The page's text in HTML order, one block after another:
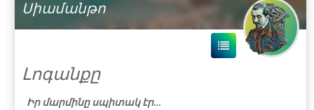
Սիամանթո
Լոգանքը
Իր մարմինը սպիտակ էր…